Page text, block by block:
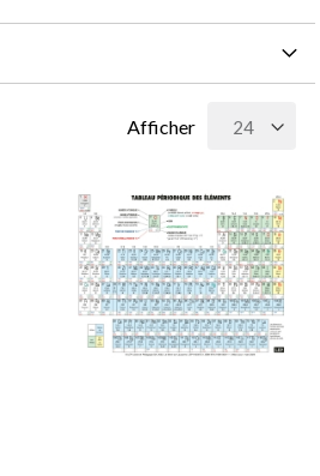
Afficher